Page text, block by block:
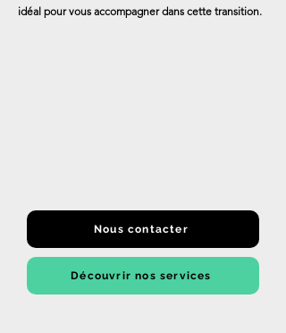
idéal pour vous accompagner dans cette transition.
Nous contacter
Découvrir nos services